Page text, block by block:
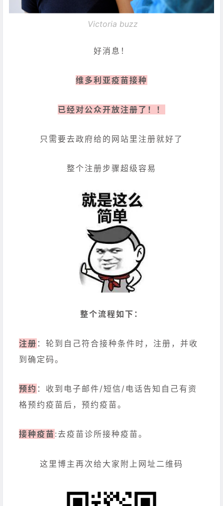
Victoria buzz
好消息！
维多利亚疫苗接种
已经对公众开放注册了！！
只需要去政府给的网站里注册就好了
整个注册步骤超级容易
整个流程如下：
注册 ：轮到自己符合接种条件时，注册，并收
到确定码。
预约 ：收到电子邮件/短信/电话告知自己有资
格预约疫苗后，预约疫苗。
接种疫苗 :去疫苗诊所接种疫苗。
这里博主再次给大家附上网址二维码